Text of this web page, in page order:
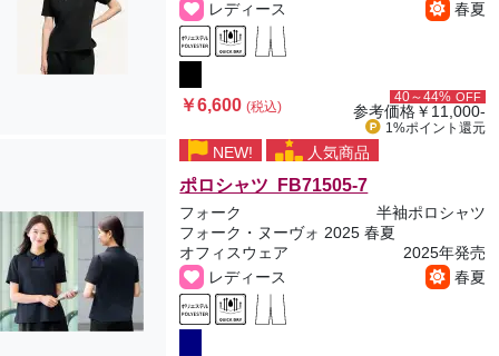
レディース
春夏
￥6,600(税込)
40～44% OFF
参考価格￥11,000-
1%ポイント 還元
NEW! 人気商品
ポロシャツ FB71505-7
フォーク
半袖ポロシャツ
フォーク・ヌーヴォ 2025 春夏
オフィスウェア
2025年発売
レディース
春夏